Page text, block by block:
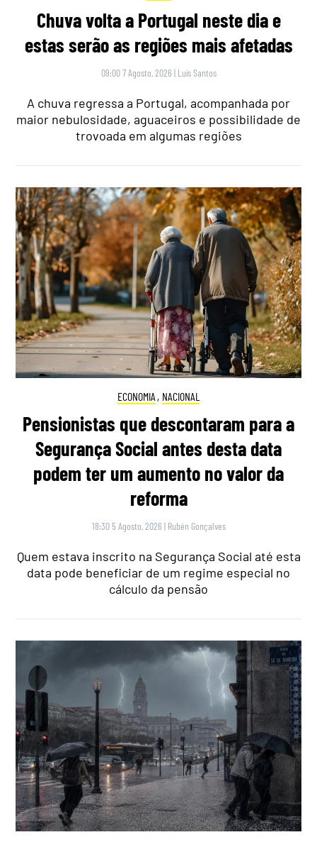
Chuva volta a Portugal neste dia e
estas serão as regiões mais afetadas
09:00 7 Agosto, 2026 | Luís Santos
A chuva regressa a Portugal, acompanhada por
maior nebulosidade, aguaceiros e possibilidade de
trovoada em algumas regiões
ECONOMIA , NACIONAL
Pensionistas que descontaram para a
Segurança Social antes desta data
podem ter um aumento no valor da
reforma
18:30 5 Agosto, 2026 | Rubén Gonçalves
Quem estava inscrito na Segurança Social até esta
data pode beneficiar de um regime especial no
cálculo da pensão